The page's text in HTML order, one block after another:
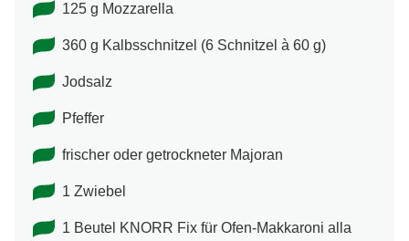
125 g Mozzarella
360 g Kalbsschnitzel (6 Schnitzel à 60 g)
Jodsalz
Pfeffer
frischer oder getrockneter Majoran
1 Zwiebel
1 Beutel KNORR Fix für Ofen-Makkaroni alla